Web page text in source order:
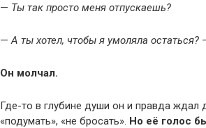
— Ты так просто меня отпускаешь?
—А ты хотел, чтобы я умоляла остаться?
Он молчал.
Где-то в глубине души он и правда ждал
«подумать», «не бросать». Но её голос